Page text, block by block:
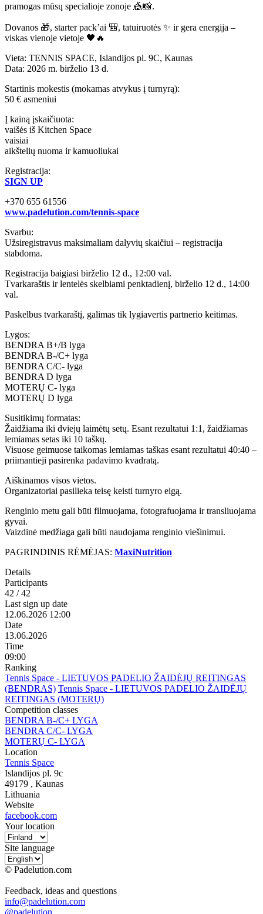
pramogas mūsų specialioje zonoje 🎪📸.
Dovanos 🎁, starter pack’ai 🎒, tatuiruotės ✨ ir gera energija –
viskas vienoje vietoje 🖤🔥
Vieta: TENNIS SPACE, Islandijos pl. 9C, Kaunas
Data: 2026 m. birželio 13 d.
Startinis mokestis (mokamas atvykus į turnyrą):
50 € asmeniui
Į kainą įskaičiuota:
vaišės iš Kitchen Space
vaisiai
aikštelių nuoma ir kamuoliukai
Registracija:
SIGN UP
+370 655 61556
www.padelution.com/tennis-space
Svarbu:
Užsiregistravus maksimaliam dalyvių skaičiui – registracija
stabdoma.
Registracija baigiasi birželio 12 d., 12:00 val.
Tvarkaraštis ir lentelės skelbiami penktadienį, birželio 12 d., 14:00
val.
Paskelbus tvarkaraštį, galimas tik lygiavertis partnerio keitimas.
Lygos:
BENDRA B+/B lyga
BENDRA B-/C+ lyga
BENDRA C/C- lyga
BENDRA D lyga
MOTERŲ C- lyga
MOTERŲ D lyga
Susitikimų formatas:
Žaidžiama iki dviejų laimėtų setų. Esant rezultatui 1:1, žaidžiamas
lemiamas setas iki 10 taškų.
Visuose geimuose taikomas lemiamas taškas esant rezultatui 40:40 –
priimantieji pasirenka padavimo kvadratą.
Aiškinamos visos vietos.
Organizatoriai pasilieka teisę keisti turnyro eigą.
Renginio metu gali būti filmuojama, fotografuojama ir transliuojama
gyvai.
Vaizdinė medžiaga gali būti naudojama renginio viešinimui.
PAGRINDINIS RĖMĖJAS: MaxiNutrition
Details
Participants
42 / 42
Last sign up date
12.06.2026 12:00
Date
13.06.2026
Time
09:00
Ranking
Tennis Space - LIETUVOS PADELIO ŽAIDĖJŲ REITINGAS
(BENDRAS) Tennis Space - LIETUVOS PADELIO ŽAIDĖJŲ
REITINGAS (MOTERŲ)
Competition classes
BENDRA B-/C+ LYGA
BENDRA C/C- LYGA
MOTERŲ C- LYGA
Location
Tennis Space
Islandijos pl. 9c
49179 , Kaunas
Lithuania
Website
facebook.com
Your location
Site language
© Padelution.com
Feedback, ideas and questions
info@padelution.com
@padelution